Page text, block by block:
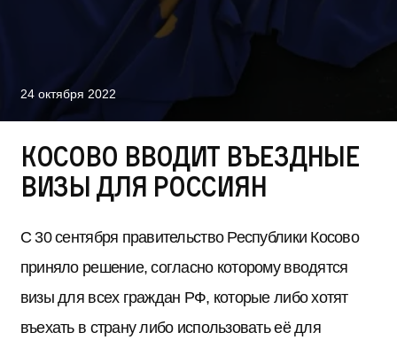
24 октября 2022
Косово вводит въездные
визы для россиян
С 30 сентября правительство Республики Косово
приняло решение, согласно которому вводятся
визы для всех граждан РФ, которые либо хотят
въехать в страну либо использовать её для